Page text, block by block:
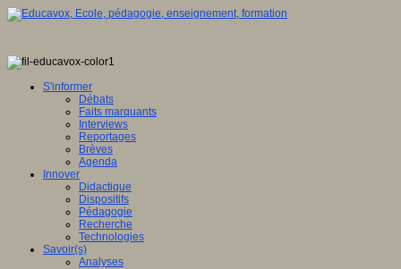
S'informer
Débats
Faits marquants
Interviews
Reportages
Brèves
Agenda
Innover
Didactique
Dispositifs
Pédagogie
Recherche
Technologies
Savoir(s)
Analyses